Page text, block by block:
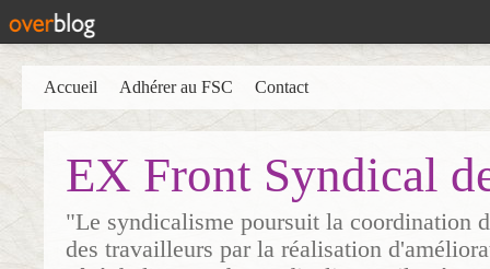
EX Front Syndical
"Le syndicalisme poursuit la coordination
des travailleurs par la réalisation
Accueil Adhérer au FSC Contact